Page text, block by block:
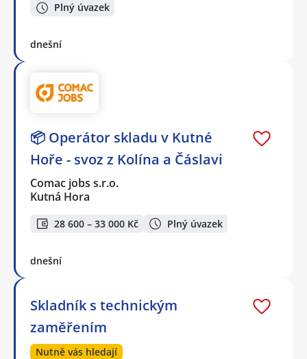
Plný úvazek
dnešní
📦 Operátor skladu v Kutné
Hoře - svoz z Kolína a Čáslavi
Comac jobs s.r.o.
Kutná Hora
28 600 – 33 000 Kč Plný úvazek
dnešní
Skladník s technickým
zaměřením
Nutně vás hledají